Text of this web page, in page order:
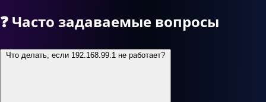
❓ Часто задаваемые вопросы
Что делать, если 192.168.99.1 не работает?